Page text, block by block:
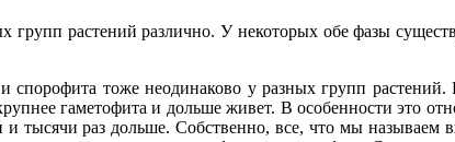
растений различно. У некоторых обе фазы
тоже неодинаково у разных групп
гаметофита и дольше живет. В особенности это
тысячи раз дольше. Собственно, все, что мы называем